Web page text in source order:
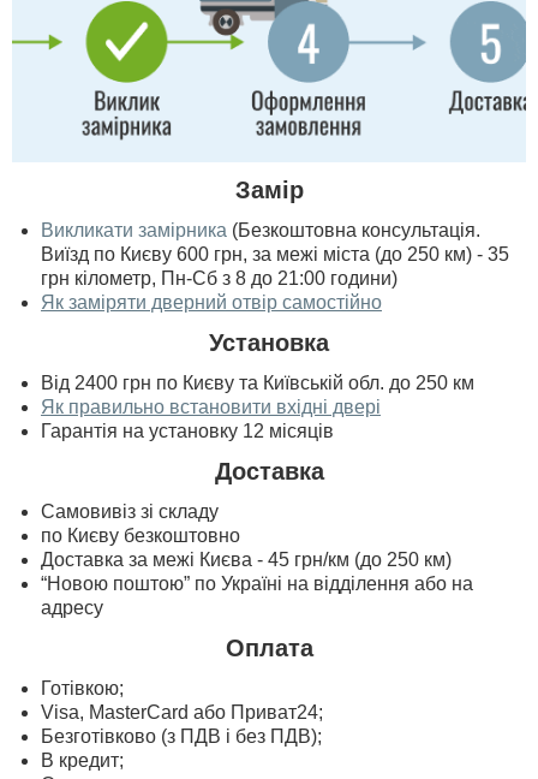
Замір
Викликати замірника (Безкоштовна консультація.
Виїзд по Києву 600 грн, за межі міста (до 250 км) - 35
грн кілометр, Пн-Сб з 8 до 21:00 години)
Як заміряти дверний отвір самостійно
Установка
Від 2400 грн по Києву та Київській обл. до 250 км
Як правильно встановити вхідні двері
Гарантія на установку 12 місяців
Доставка
Самовивіз зі складу
по Києву безкоштовно
Доставка за межі Києва - 45 грн/км (до 250 км)
“Новою поштою” по Україні на відділення або на
адресу
Оплата
Готівкою;
Visa, MasterСard або Приват24;
Безготівково (з ПДВ і без ПДВ);
В кредит;